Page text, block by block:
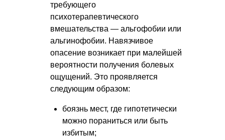
требующего
психотерапевтического
вмешательства — альгофобии или
альгинофобии. Навязчивое
опасение возникает при малейшей
вероятности получения болевых
ощущений. Это проявляется
следующим образом:
боязнь мест, где гипотетически
можно пораниться или быть
избитым;